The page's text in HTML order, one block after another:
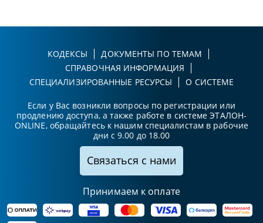
КОДЕКСЫ
ДОКУМЕНТЫ ПО ТЕМАМ
СПРАВОЧНАЯ ИНФОРМАЦИЯ
СПЕЦИАЛИЗИРОВАННЫЕ РЕСУРСЫ
О СИСТЕМЕ
Если у Вас возникли вопросы по регистрации или
продлению доступа, а также работе в системе ЭТАЛОН-
ONLINE, обращайтесь к нашим специалистам в рабочие
дни с 9.00 до 18.00
Связаться с нами
Принимаем к оплате